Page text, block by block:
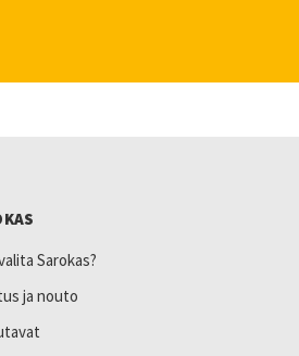
Sarokas?
ja nouto